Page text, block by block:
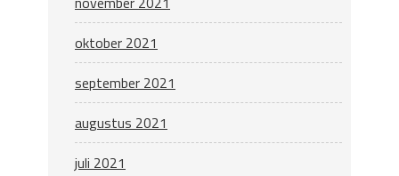
oktober 2021
september 2021
augustus 2021
juli 2021